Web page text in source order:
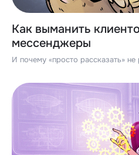
Как выманить
мессенджеры
И почему «просто рассказать» не